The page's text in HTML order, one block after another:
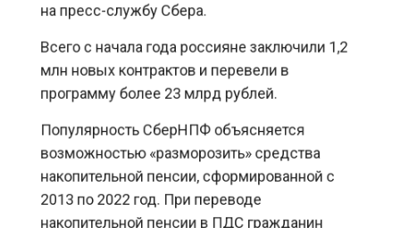
млн новых контрактов и перевели в
программу более 23 млрд рублей.
возможностью «разморозить» средства
накопительной пенсии, сформированной с
2013 по 2022 год. При переводе
накопительной пенсии в ПДС гражданин